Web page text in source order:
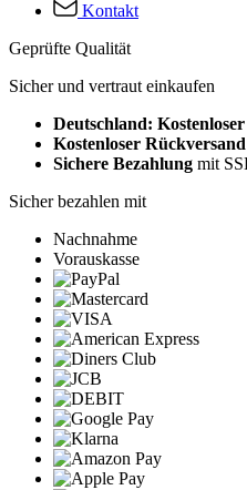
Kontakt
Geprüfte Qualität
Sicher und vertraut einkaufen
Deutschland:
Kostenloser Rückversand
Sichere Bezahlung mit
Sicher bezahlen mit
Nachnahme
Vorauskasse